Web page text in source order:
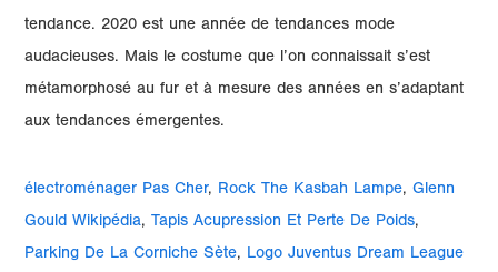
électroménager Pas Cher, Rock The Kasbah Lampe,Glenn
Gould Wikipédia, Tapis Acupression Et Perte De Poids,
Parking De La Corniche Sète, Logo Juventus Dream League